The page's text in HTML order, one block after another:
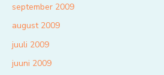
september 2009
august 2009
juuli 2009
juuni 2009